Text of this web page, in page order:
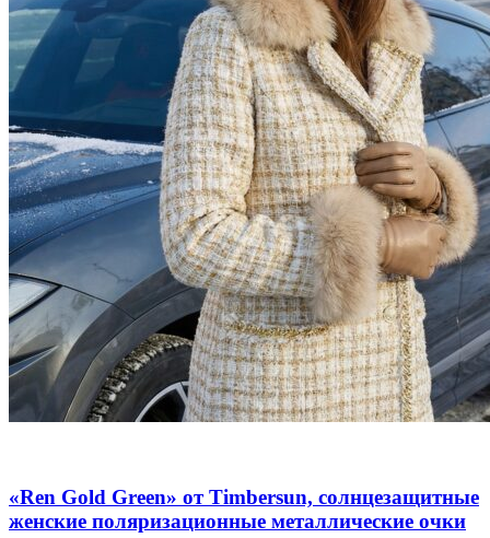
«Ren Gold Green» от Timbersun, солнцезащитные
женские поляризационные металлические очки